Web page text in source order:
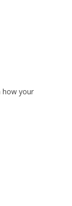
how your